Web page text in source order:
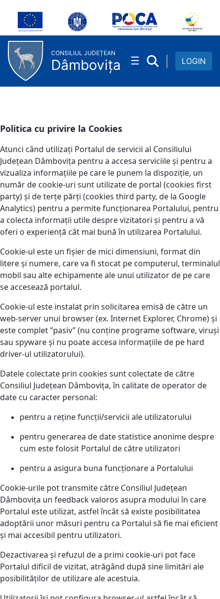
Skip to Main Content
Politica Cookies
CONSILIUL JUDEȚEAN
Dâmbovița LOGIN
Politica cu privire la Cookies
Atunci când utilizați Portalul de servicii al Consiliului
Județean Dâmbovița pentru a accesa serviciile și pentru a
vizualiza informațiile pe care le punem la dispoziție, un
număr de cookie-uri sunt utilizate de portal (cookies first
party) și de terțe părți (cookies third party, de la Google
Analytics) pentru a permite funcționarea Portalului, pentru
a colecta informații utile despre vizitatori și pentru a vă
oferi o experiență cât mai bună în utilizarea Portalului.
Cookie-ul este un fișier de mici dimensiuni, format din
litere și numere, care va fi stocat pe computerul, terminalul
mobil sau alte echipamente ale unui utilizator de pe care
se accesează portalul.
Cookie-ul este instalat prin solicitarea emisă de către un
web-server unui browser (ex. Internet Explorer, Chrome) și
este complet ”pasiv” (nu conține programe software, viruși
sau spyware și nu poate accesa informațiile de pe hard
driver-ul utilizatorului).
Datele colectate prin cookies sunt colectate de către
Consiliul Județean Dâmbovița, în calitate de operator de
date cu caracter personal:
pentru a reține funcţii/servicii ale utilizatorului
pentru generarea de date statistice anonime despre
cum este folosit Portalul de către utilizatori
pentru a asigura buna funcționare a Portalului
Cookie-urile pot transmite către Consiliul Județean
Dâmbovița un feedback valoros asupra modului în care
Portalul este utilizat, astfel încât să existe posibilitatea
adoptării unor măsuri pentru ca Portalul să fie mai eficient
și mai accesibil pentru utilizatori.
Dezactivarea și refuzul de a primi cookie-uri pot face
Portalul dificil de vizitat, atrăgând după sine limitări ale
posibilităţilor de utilizare ale acestuia.